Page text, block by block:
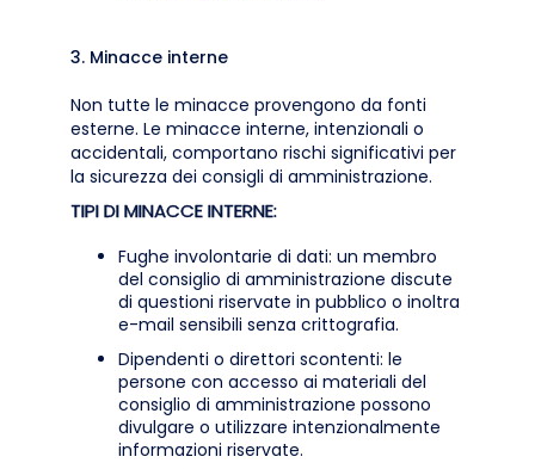
3. Minacce interne
Non tutte le minacce provengono da fonti
esterne. Le minacce interne, intenzionali o
accidentali, comportano rischi significativi per
la sicurezza dei consigli di amministrazione.
TIPI DI MINACCE INTERNE:
Fughe involontarie di dati: un membro
del consiglio di amministrazione discute
di questioni riservate in pubblico o inoltra
e-mail sensibili senza crittografia.
Dipendenti o direttori scontenti: le
persone con accesso ai materiali del
consiglio di amministrazione possono
divulgare o utilizzare intenzionalmente
informazioni riservate.